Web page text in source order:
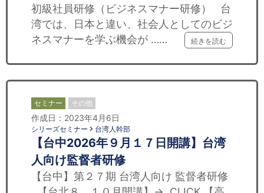
初級社員研修（ビジネスマナー研修） 台
湾では、日本と違い、社会人としてのビジ
ネスマナーを学ぶ機会が ……
続きを読む
セミナー その他
作成日：2023年4月6日
シリーズセミナー 台湾人幹部
【台中2026年９月１７日開講】台湾
人向け監督者研修
【台中】第２７期 台湾人向け 監督者研修